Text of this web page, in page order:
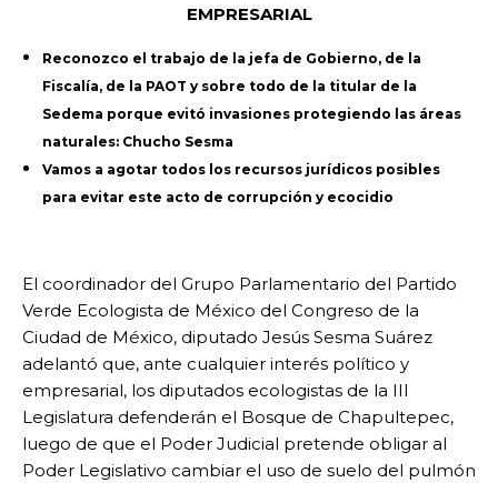
EMPRESARIAL
Reconozco el trabajo de la jefa de Gobierno, de la
Fiscalía, de la PAOT y sobre todo de la titular de la
Sedema porque evitó invasiones protegiendo las áreas
naturales: Chucho Sesma
Vamos a agotar todos los recursos jurídicos posibles
para evitar este acto de corrupción y ecocidio
El coordinador del Grupo Parlamentario del Partido
Verde Ecologista de México del Congreso de la
Ciudad de México, diputado Jesús Sesma Suárez
adelantó que, ante cualquier interés político y
empresarial, los diputados ecologistas de la III
Legislatura defenderán el Bosque de Chapultepec,
luego de que el Poder Judicial pretende obligar al
Poder Legislativo cambiar el uso de suelo del pulmón